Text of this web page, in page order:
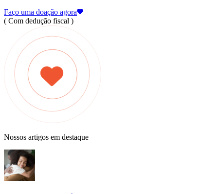
Faço uma doação agora
( Com dedução fiscal )
Nossos artigos em destaque